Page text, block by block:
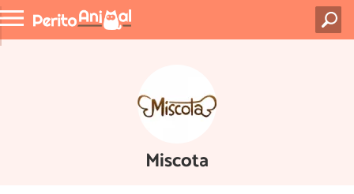
Miscota